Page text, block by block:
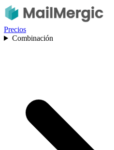
Precios
Combinación